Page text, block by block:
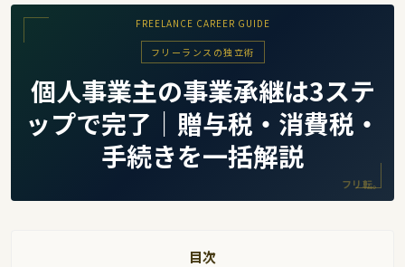
FREELANCE CAREER GUIDE
フリーランスの独立術
個人事業主の事業承継は3ステ
ップで完了｜贈与税・消費税・
手続きを一括解説
フリ転。
目次